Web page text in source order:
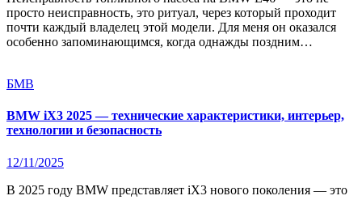
просто неисправность, это ритуал, через который проходит
почти каждый владелец этой модели. Для меня он оказался
особенно запоминающимся, когда однажды поздним…
БМВ
BMW iX3 2025 — технические характеристики, интерьер,
технологии и безопасность
12/11/2025
В 2025 году BMW представляет iX3 нового поколения — это